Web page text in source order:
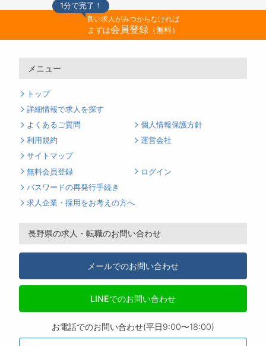
1分で完了！
良い求人がみつからなければ
まずは会員登録（無料）
メニュー
トップ
詳細情報で求人を探す
よくあるご質問
個人情報保護方針
利用規約
運営会社
サイトマップ
無料会員登録
ログイン
パスワードの再発行手続き
求人企業・採用をお考えの方へ
長野県の求人・転職のお問い合わせ
メールでのお問い合わせ
LINEでのお問い合わせ
お電話でのお問い合わせ(平日9:00〜18:00)